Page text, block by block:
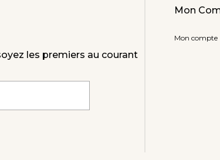
les premiers au courant
Mon
Mon compte